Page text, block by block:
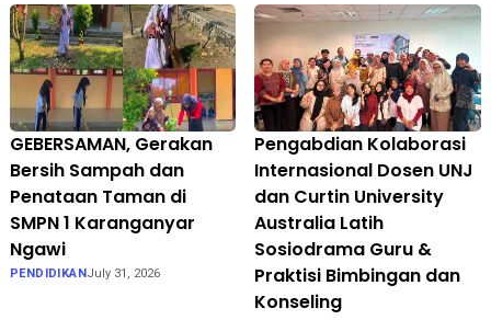
GEBERSAMAN, Gerakan
Bersih Sampah dan
Penataan Taman di
SMPN 1 Karanganyar
Ngawi
PENDIDIKAN July 31, 2026
Pengabdian Kolaborasi
Internasional Dosen UNJ
dan Curtin University
Australia Latih
Sosiodrama Guru &
Praktisi Bimbingan dan
Konseling